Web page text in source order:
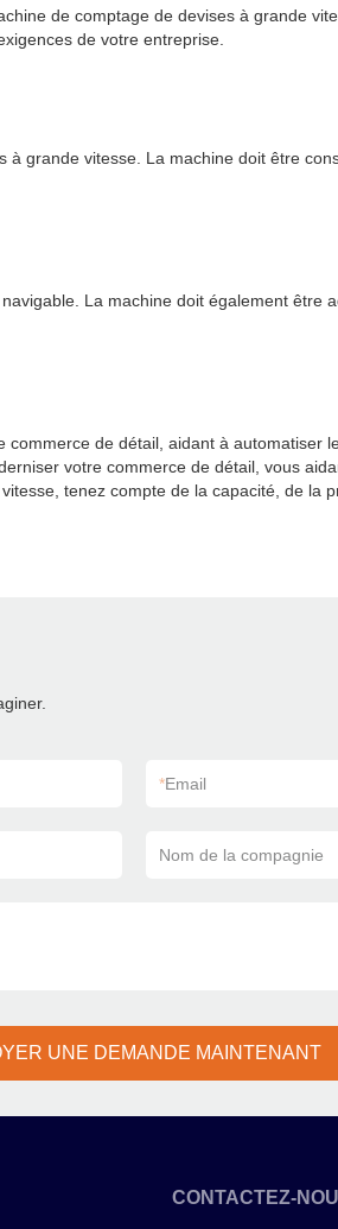
de comptage de devises à grande
de votre entreprise.
grande vitesse. La machine doit être
La machine doit également
de détail, aidant à
votre commerce de détail, vous
tenez compte de la capacité, de
*Email
Nom de la compagnie
UNE DEMANDE MAINTENANT
CONTACTEZ-